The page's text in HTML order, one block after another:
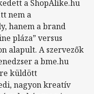
a ShopAlike.hu
nem a
hanem a brand
pláza” versus
alapult. A szervezők
a bme.hu
küldött
nagyon kreatív